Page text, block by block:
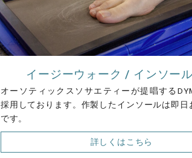
イージーウォーク / インソー
オーソティックスソサエティーが提唱する
採用しております。作製したインソールは即日
です。
詳しくはこちら